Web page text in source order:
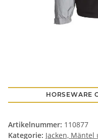
HORSEWARE
Artikelnummer: 110877
Kategorie: Jacken, Mäntel